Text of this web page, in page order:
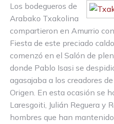
Los bodegueros de
Arabako Txakolina
compartieron en Amurrio
Fiesta de este preciado
comenzó en el Salón de
donde Pablo Isasi se
agasajaba a los creadores
Origen. En esta ocasión se
Laresgoiti, Julián Reguera y
hombres que han